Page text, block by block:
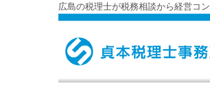
広島の税理士が税務相談から経営コ